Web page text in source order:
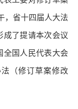
，省十四届人大法
成了提请本次会议
全国人民代表大会
（修订草案修改